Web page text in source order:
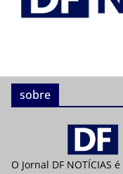
sobre
O Jornal DF NOTÍCIAS